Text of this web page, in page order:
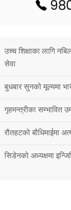
उच्च शिक्षाका लागि
सेवा
बुधबार सुनको मूल्यमा
गृहमन्त्रीका सम्भावित
रौतहटको बौधिमाईमा
सिडेनको अध्यक्षमा